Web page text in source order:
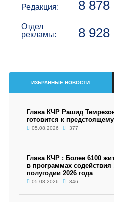
Редакция: 8 878
Отдел
рекламы:
8 928
ИЗБРАННЫЕ НОВОСТИ
Глава КЧР Рашид
готовится к
05.08.2026 377
Глава КЧР : Более 6100
в программах содействия
полугодии 2026 года
05.08.2026 346